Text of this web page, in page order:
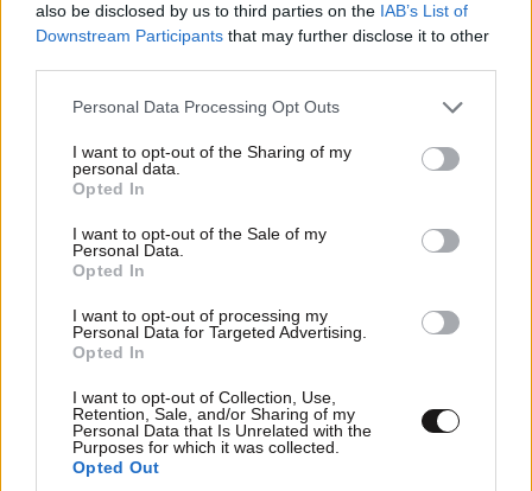
also be disclosed by us to third parties on the IAB’s List of
Downstream Participants that may further disclose it to other
Please note that this website/app uses one or more Google
not limited to your visit or usage behaviour. You may click to
grant or deny consent to Google and its third-party tags to
use your data for below specified purposes in below Google
consent section.
Personal Data Processing Opt Outs
I want to opt-out of the Sharing of my
personal data.
Opted In
I want to opt-out of the Sale of my
Personal Data.
Opted In
I want to opt-out of processing my
Personal Data for Targeted Advertising.
Opted In
I want to opt-out of Collection, Use,
Retention, Sale, and/or Sharing of my
Personal Data that Is Unrelated with the
Purposes for which it was collected.
Opted Out
δραχμη,και τον μυθο,του οτι οποιος ειναι εξω θα μας
αγοραζει μπιτ παρα! ΗΔΗ ΕΙΜΑΣΤΕ
ΕΧΟΥΜΕ ΜΙΑ ΥΦΕΣΗ,ΜΙΑ ΤΕΡΑΣΤΙΑ ΑΝΕΡΓΙΑ,ΑΡΑ ΘΑ
ΧΑΣΟΥΝ ΚΙ'ΑΛΛΟ! Ισα Ισα αν καποιος εχει λεφτα
εξω,με την δραχμη θα βρει ευκαιρια,να τα φερει
εισαγει,και να πουλαει φτηνα λογω δραχμης,και να
τρελαθει στις εξαγωγες! οι επενδυσεις πλεον γινονται
Η ΔΡΑΧΜΗ ΕΙΝΑΙ ΤΟ ΜΗ ΧΕΙΡΟΝ! ΕΝΑ ΑΝΑΓΚΑΙΟ
ΚΑΚΟ,ΩΣΤΕ ΝΑ ΣΤΑΜΑΤΗΣΕΙ Η ΑΦΑΙΜΑΞΗ,και ΜΕΣΩ
ΕΦΑΓΕ ΚΑΙ ΤΗΝ ΑΡΓΕΝΤΙΝΗ ΤΟ 2001!ΔΙΑΒΑΣΕ ΛΙΓΟ!
ΕΠΑΝΕΚΚΙΝΗΣΗ ,ΚΑΙ ΘΕΡΑΠΕΙΑ ΠΑΘΟΓΕΝΕΙΑΣ,ΜΕ
ΔΑΝΕΙΑ,ΔΕΝ ΘΑ ΓΙΝΕΙ ΠΟΤΕ! ΥΓ Μην μου λες τωρα